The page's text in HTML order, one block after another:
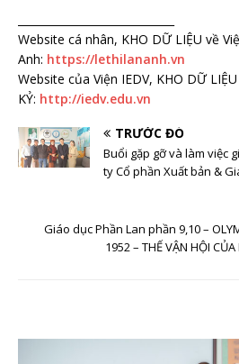
Website cá nhân, KHO DỮ LIỆU về
Anh: https://lethilananh.vn
Website của Viện IEDV, KHO DỮ
KỶ: http://iedv.edu.vn
TRƯỚC ĐÓ
Buổi gặp gỡ và làm việc
ty Cổ phần Xuất bản &
Giáo dục Phần Lan phần 9,10 –
1952 – THẾ VẬN HỘI